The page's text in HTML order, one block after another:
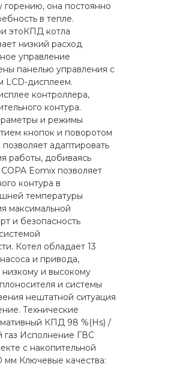
горению, она постоянно
в тепле.
этоКПД котла
низкий расход
управление
панелью управления с
LCD-дисплеем.
контроллера,
контура.
и режимы
кнопок и поворотом
адаптировать
работы, добиваясь
Eomix позволяет
контура в
температуры
максимальной
и безопасность
Котел обладает 13
и привода,
низкому и высокому
и системы
нештатной ситуация
Технические
КПД 98 %(Hs) /
Исполнение ГВС
с накопительной
мм Ключевые качества: